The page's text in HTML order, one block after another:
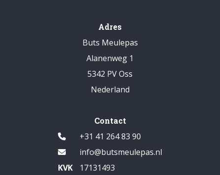
Adres
Buts Meulepas
Alanenweg 1
5342 PV Oss
Nederland
Contact
+31 41 264 83 90
info@butsmeulepas.nl
KVK
17131493